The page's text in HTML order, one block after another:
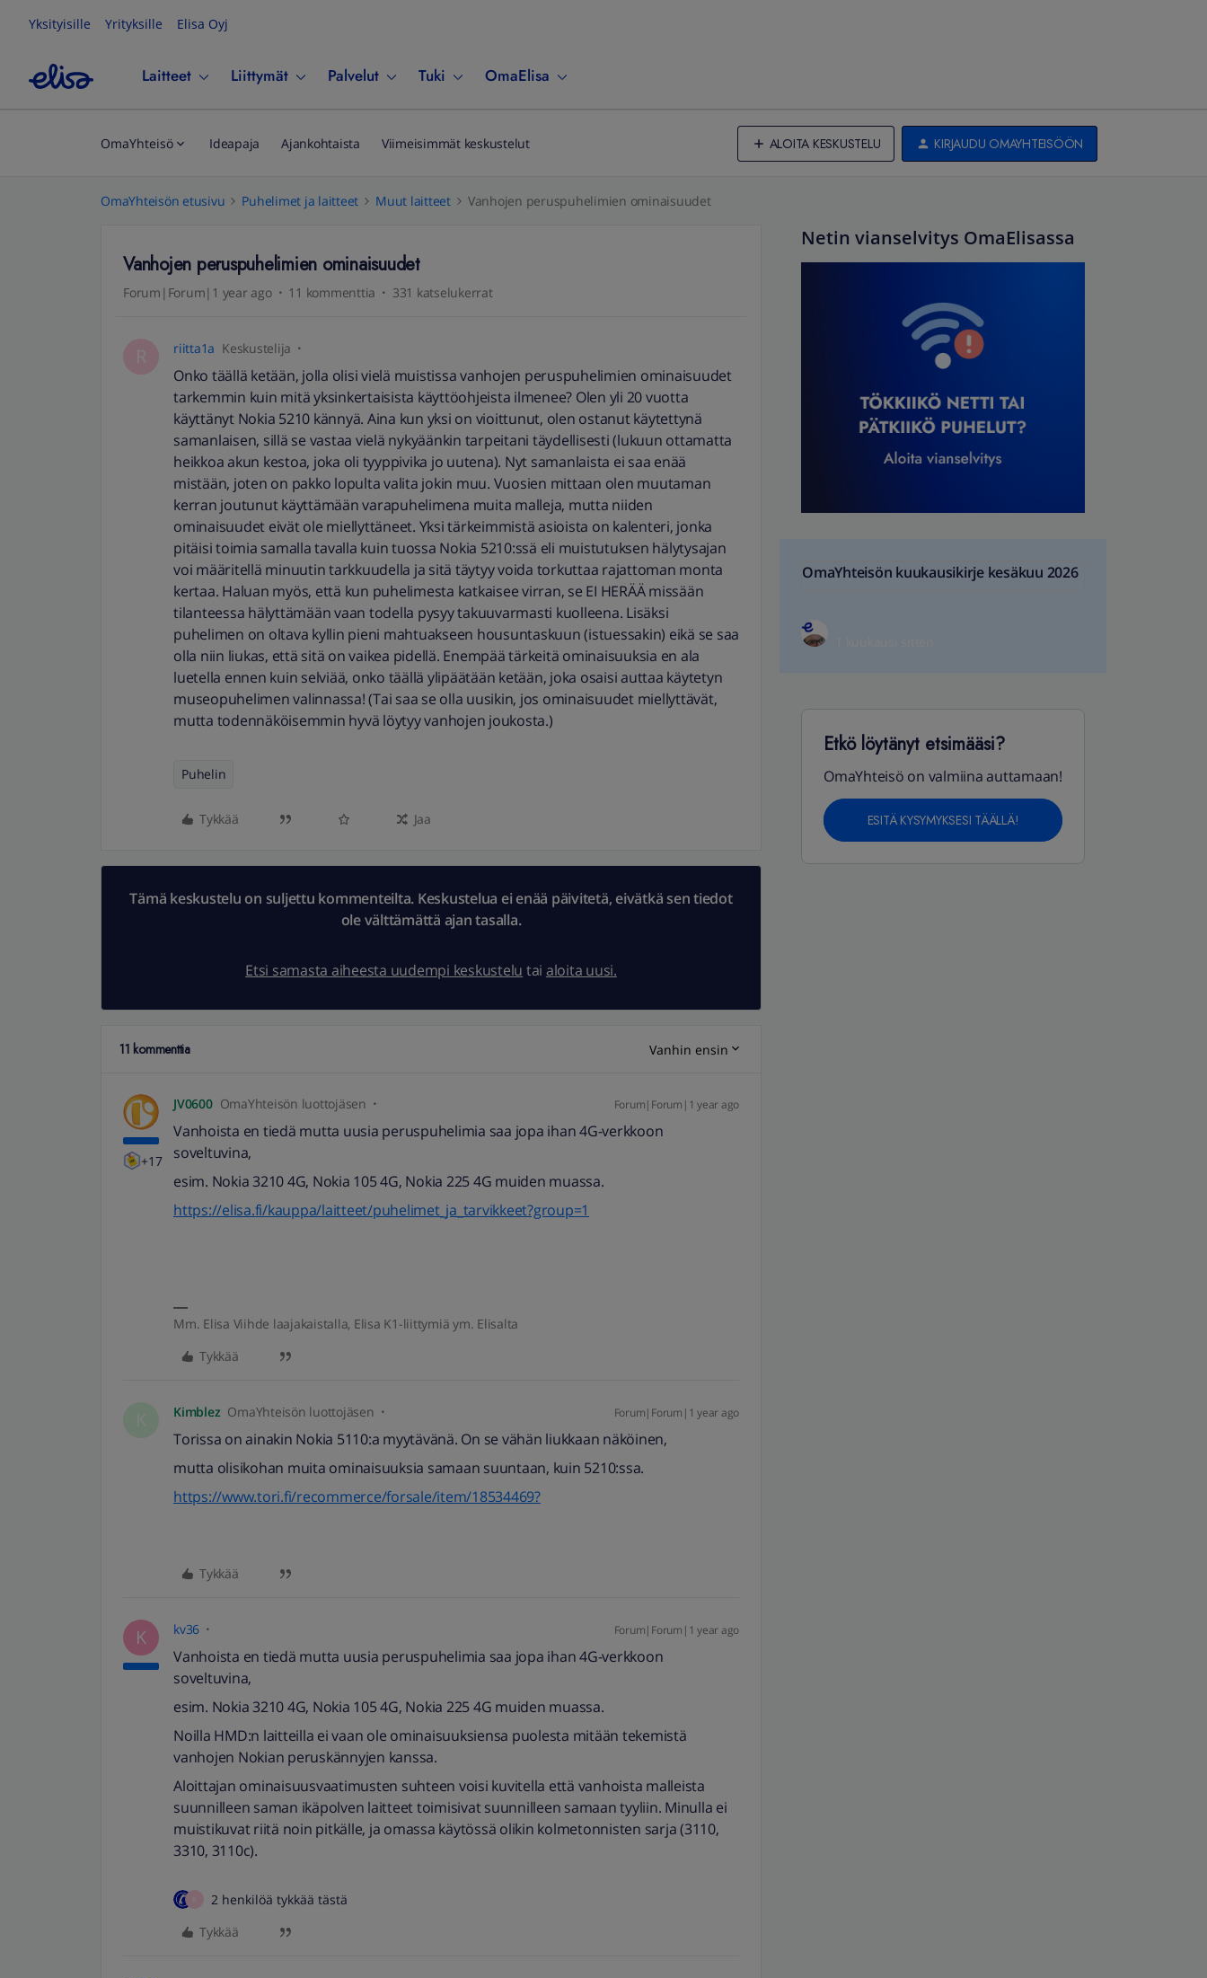
Yksityisille Yrityksille Elisa Oyj
Laitteet Liittymät Palvelut Tuki OmaElisa
OmaYhteisö Ideapaja Ajankohtaista Viimeisimmät keskustelut ALOITA KESKUSTELU KIRJAUDU OMAYHTEISÖÖN
OmaYhteisön etusivu Puhelimet ja laitteet Muut laitteet Vanhojen peruspuhelimien ominaisuudet
Vanhojen peruspuhelimien ominaisuudet
Forum|Forum|1 year ago 11 kommenttia 331 katselukerrat
R riitta1a Keskustelija
Onko täällä ketään, jolla olisi vielä muistissa vanhojen peruspuhelimien ominaisuudet
tarkemmin kuin mitä yksinkertaisista käyttöohjeista ilmenee? Olen yli 20 vuotta
käyttänyt Nokia 5210 kännyä. Aina kun yksi on vioittunut, olen ostanut käytettynä
samanlaisen, sillä se vastaa vielä nykyäänkin tarpeitani täydellisesti (lukuun ottamatta
heikkoa akun kestoa, joka oli tyyppivika jo uutena). Nyt samanlaista ei saa enää
mistään, joten on pakko lopulta valita jokin muu. Vuosien mittaan olen muutaman
kerran joutunut käyttämään varapuhelimena muita malleja, mutta niiden
ominaisuudet eivät ole miellyttäneet. Yksi tärkeimmistä asioista on kalenteri, jonka
pitäisi toimia samalla tavalla kuin tuossa Nokia 5210:ssä eli muistutuksen hälytysajan
voi määritellä minuutin tarkkuudella ja sitä täytyy voida torkuttaa rajattoman monta
kertaa. Haluan myös, että kun puhelimesta katkaisee virran, se EI HERÄÄ missään
tilanteessa hälyttämään vaan todella pysyy takuuvarmasti kuolleena. Lisäksi
puhelimen on oltava kyllin pieni mahtuakseen housuntaskuun (istuessakin) eikä se saa
olla niin liukas, että sitä on vaikea pidellä. Enempää tärkeitä ominaisuuksia en ala
luetella ennen kuin selviää, onko täällä ylipäätään ketään, joka osaisi auttaa käytetyn
museopuhelimen valinnassa! (Tai saa se olla uusikin, jos ominaisuudet miellyttävät,
mutta todennäköisemmin hyvä löytyy vanhojen joukosta.)
Puhelin
Tykkää Jaa
Tämä keskustelu on suljettu kommenteilta. Keskustelua ei enää päivitetä, eivätkä sen tiedot
ole välttämättä ajan tasalla.
Etsi samasta aiheesta uudempi keskustelu tai aloita uusi.
11 kommenttia Vanhin ensin
+17
JV0600 OmaYhteisön luottojäsen Forum|Forum|1 year ago
Vanhoista en tiedä mutta uusia peruspuhelimia saa jopa ihan 4G-verkkoon
soveltuvina,
esim. Nokia 3210 4G, Nokia 105 4G, Nokia 225 4G muiden muassa.
https://elisa.fi/kauppa/laitteet/puhelimet_ja_tarvikkeet?group=1
Mm. Elisa Viihde laajakaistalla, Elisa K1-liittymiä ym. Elisalta
Tykkää
Kimblez OmaYhteisön luottojäsen Forum|Forum|1 year ago
Torissa on ainakin Nokia 5110:a myytävänä. On se vähän liukkaan näköinen,
mutta olisikohan muita ominaisuuksia samaan suuntaan, kuin 5210:ssa.
https://www.tori.fi/recommerce/forsale/item/18534469?
Tykkää
K kv36 Forum|Forum|1 year ago
Vanhoista en tiedä mutta uusia peruspuhelimia saa jopa ihan 4G-verkkoon
soveltuvina,
esim. Nokia 3210 4G, Nokia 105 4G, Nokia 225 4G muiden muassa.
Noilla HMD:n laitteilla ei vaan ole ominaisuuksiensa puolesta mitään tekemistä
vanhojen Nokian peruskännyjen kanssa.
Aloittajan ominaisuusvaatimusten suhteen voisi kuvitella että vanhoista malleista
suunnilleen saman ikäpolven laitteet toimisivat suunnilleen samaan tyyliin. Minulla ei
muistikuvat riitä noin pitkälle, ja omassa käytössä olikin kolmetonnisten sarja (3110,
3310, 3110c).
2 henkilöä tykkää tästä
Tykkää
Netin vianselvitys OmaElisassa
OmaYhteisön kuukausikirje kesäkuu 2026
Etkö löytänyt etsimääsi?
OmaYhteisö on valmiina auttamaan!
ESITÄ KYSYMYKSESI TÄÄLLÄ!